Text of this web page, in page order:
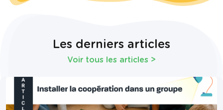
Les derniers articles
Voir tous les articles >